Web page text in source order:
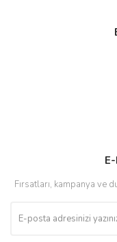
Fırsatları, kampanya ve